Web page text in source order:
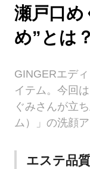
瀬戸口め
め”とは？
GINGERエデ
イテム。今回
ぐみさんが立
ム）」の洗顔
エステ品